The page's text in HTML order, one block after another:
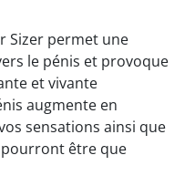
Sizer permet une
le pénis et provoque
et vivante
augmente en
sensations ainsi que
être que